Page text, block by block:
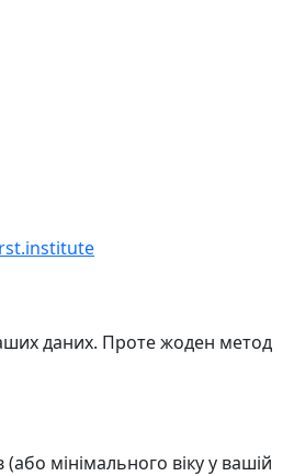
даних. Проте жоден метод
мінімального віку у вашій